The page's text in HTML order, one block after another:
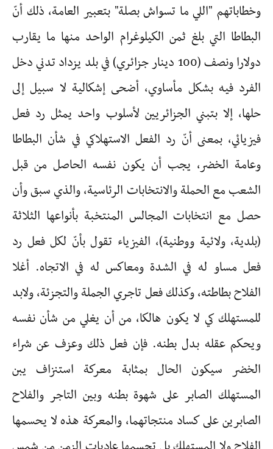
وخطاباتهم "اللي ما تسواش بصلة" بتعبير العامة، ذلك أنّ
البطاطا التي بلغ ثمن الكيلوغرام الواحد منها ما يقارب
دولارا ونصف (100 دينار جزائري) في بلد يزداد تدني دخل
الفرد فيه بشكل مأساوي، أضحى إشكالية لا سبيل إلى
حلها، إلا بتبني الجزائريين لأسلوب واحد يمثل رد فعل
فيزيائي، بمعنى أنّ رد الفعل الاستهلاكي في شأن البطاطا
وعامة الخضر، يجب أن يكون نفسه الحاصل من قبل
الشعب مع الحملة والانتخابات الرئاسية، والذي سبق وأن
حصل مع انتخابات المجالس المنتخبة بأنواعها الثلاثة
(بلدية، ولائية ووطنية)، الفيزياء تقول بأنّ لكل فعل رد
فعل مساو له في الشدة ومعاكس له في الاتجاه. أغلا
الفلاح بطاطته، وكذلك فعل تاجري الجملة والتجزئة، ولابد
للمستهلك كي لا يكون هالكا، من أن يغلي من شأن نفسه
ويحكم عقله بدل بطنه. فإن فعل ذلك وعزف عن شراء
الخضر سيكون الحال بمثابة معركة استنزاف يبن
المستهلك الصابر على شهوة بطنه وبين التاجر والفلاح
الصابرين على كساد منتجاتهما، والمعركة هذه لا يحسمها